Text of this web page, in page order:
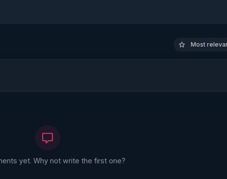
Most
yet. Why not write the first one?